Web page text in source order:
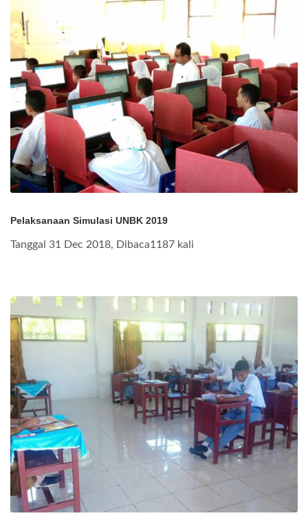
Pelaksanaan Simulasi UNBK 2019
Tanggal 31 Dec 2018, Dibaca1187 kali